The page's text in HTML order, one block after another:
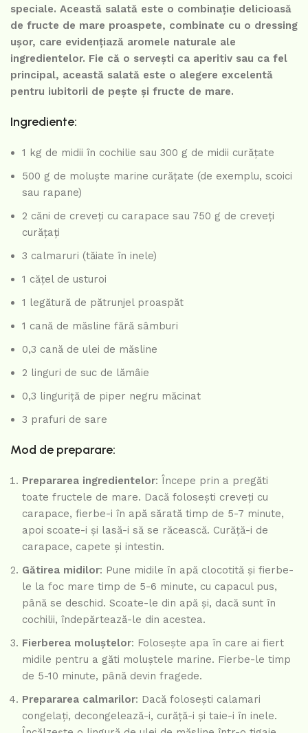
speciale. Această salată este o combinație delicioasă
de fructe de mare proaspete, combinate cu o dressing
ușor, care evidențiază aromele naturale ale
ingredientelor. Fie că o servești ca aperitiv sau ca fel
principal, această salată este o alegere excelentă
pentru iubitorii de pește și fructe de mare.
Ingrediente:
1 kg de midii în cochilie sau 300 g de midii curățate
500 g de moluște marine curățate (de exemplu, scoici
sau rapane)
2 căni de creveți cu carapace sau 750 g de creveți
curățați
3 calmaruri (tăiate în inele)
1 cățel de usturoi
1 legătură de pătrunjel proaspăt
1 cană de măsline fără sâmburi
0,3 cană de ulei de măsline
2 linguri de suc de lămâie
0,3 linguriță de piper negru măcinat
3 prafuri de sare
Mod de preparare:
Prepararea ingredientelor: Începe prin a pregăti
toate fructele de mare. Dacă folosești creveți cu
carapace, fierbe-i în apă sărată timp de 5-7 minute,
apoi scoate-i și lasă-i să se răcească. Curăță-i de
carapace, capete și intestin.
Gătirea midilor: Pune midile în apă clocotită și fierbe-
le la foc mare timp de 5-6 minute, cu capacul pus,
până se deschid. Scoate-le din apă și, dacă sunt în
cochilii, îndepărtează-le din acestea.
Fierberea moluștelor: Folosește apa în care ai fiert
midile pentru a găti moluștele marine. Fierbe-le timp
de 5-10 minute, până devin fragede.
Prepararea calmarilor: Dacă folosești calamari
congelați, decongelează-i, curăță-i și taie-i în inele.